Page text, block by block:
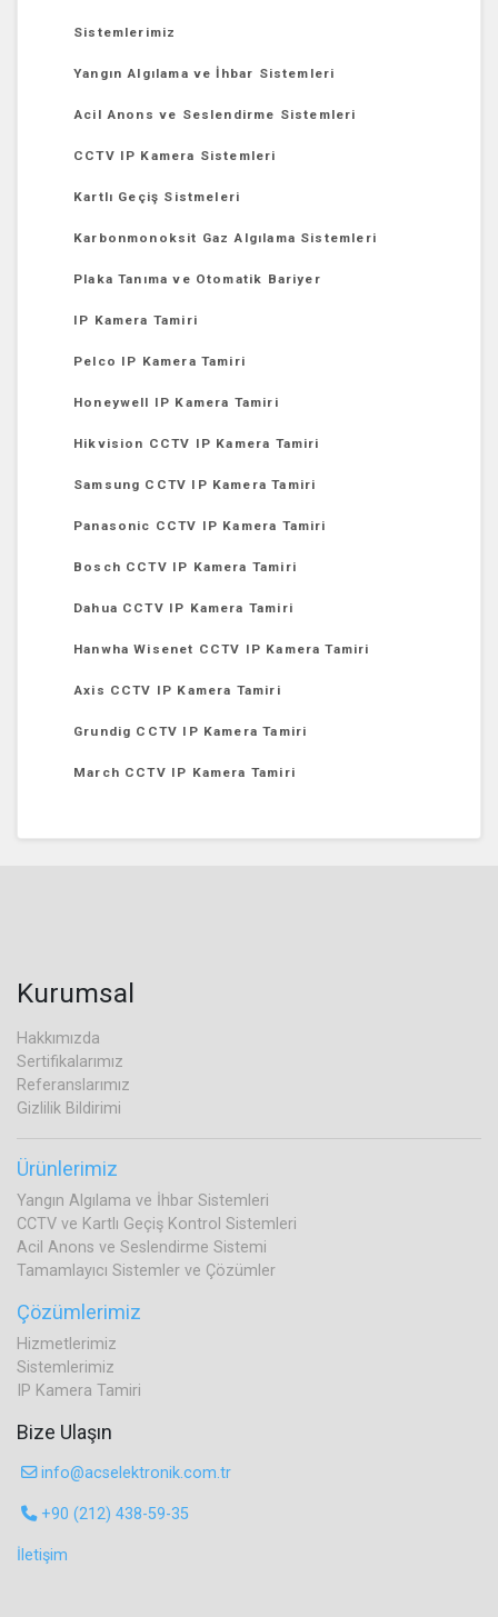
Sistemlerimiz
Yangın Algılama ve İhbar Sistemleri
Acil Anons ve Seslendirme Sistemleri
CCTV IP Kamera Sistemleri
Kartlı Geçiş Sistmeleri
Karbonmonoksit Gaz Algılama Sistemleri
Plaka Tanıma ve Otomatik Bariyer
IP Kamera Tamiri
Pelco IP Kamera Tamiri
Honeywell IP Kamera Tamiri
Hikvision CCTV IP Kamera Tamiri
Samsung CCTV IP Kamera Tamiri
Panasonic CCTV IP Kamera Tamiri
Bosch CCTV IP Kamera Tamiri
Dahua CCTV IP Kamera Tamiri
Hanwha Wisenet CCTV IP Kamera Tamiri
Axis CCTV IP Kamera Tamiri
Grundig CCTV IP Kamera Tamiri
March CCTV IP Kamera Tamiri
Kurumsal
Hakkımızda
Sertifikalarımız
Referanslarımız
Gizlilik Bildirimi
Ürünlerimiz
Yangın Algılama ve İhbar Sistemleri
CCTV ve Kartlı Geçiş Kontrol Sistemleri
Acil Anons ve Seslendirme Sistemi
Tamamlayıcı Sistemler ve Çözümler
Çözümlerimiz
Hizmetlerimiz
Sistemlerimiz
IP Kamera Tamiri
Bize Ulaşın
info@acselektronik.com.tr
+90 (212) 438-59-35
İletişim